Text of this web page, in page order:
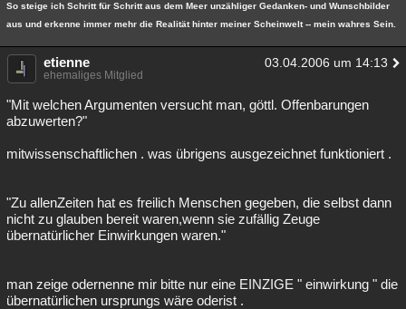
Musik Clash Verbesserungen Allmystery English
Übersichten
Besucht
Lesenswert
So steige ich Schritt für Schritt aus dem Meer unzähliger Gedanken- und Wunschbilder
aus und erkenne immer mehr die Realität hinter meiner Scheinwelt -- mein wahres Sein.
etienne 03.04.2006 um 14:13
ehemaliges Mitglied
"Mit welchen Argumenten versucht man, göttl. Offenbarungen
abzuwerten?"
mitwissenschaftlichen . was übrigens ausgezeichnet funktioniert .
"Zu allenZeiten hat es freilich Menschen gegeben, die selbst dann
nicht zu glauben bereit waren,wenn sie zufällig Zeuge
übernatürlicher Einwirkungen waren."
man zeige odernenne mir bitte nur eine EINZIGE " einwirkung " die
übernatürlichen ursprungs wäre oderist .